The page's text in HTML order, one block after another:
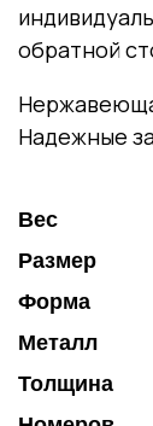
обратной
Надежные
Вес
Размер
Форма
Металл
Толщина